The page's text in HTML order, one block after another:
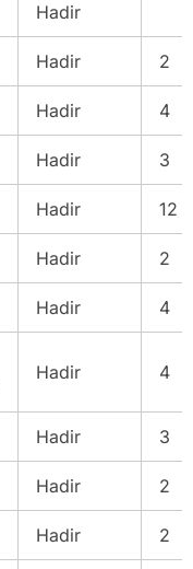
Hadir
Hadir 2
Hadir 4
Hadir 3
Hadir 12
Hadir 2
Hadir 4
Hadir 4
Hadir 3
Hadir 2
Hadir 2